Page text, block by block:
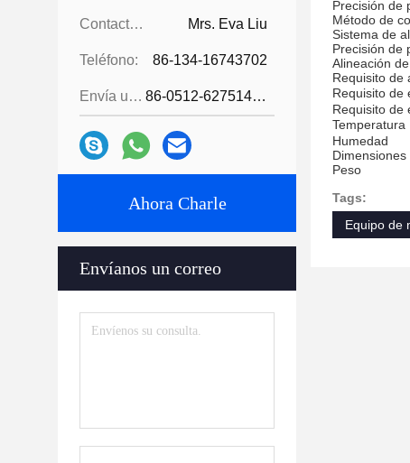
Contactos: Mrs. Eva Liu
Teléfono: 86-134-16743702
Envía un fax.: 86-0512-62751429
Ahora Charle
Envíanos un correo
Precisión de
Método de
Sistema de
Precisión de
Alineación
Requisito de
Requisito de
Requisito de
Temperatura
Humedad
Peso
Tags:
Equipo de